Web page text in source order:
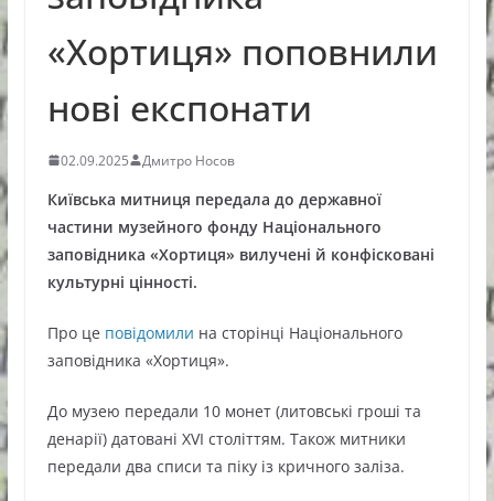
«Хортиця» поповнили
нові експонати
02.09.2025 Дмитро Носов
Київська митниця передала до державної
частини музейного фонду Національного
заповідника «Хортиця» вилучені й конфісковані
культурні цінності.
Про це повідомили на сторінці Національного
заповідника «Хортиця».
До музею передали 10 монет (литовські гроші та
денарії) датовані XVI століттям. Також митники
передали два списи та піку із кричного заліза.